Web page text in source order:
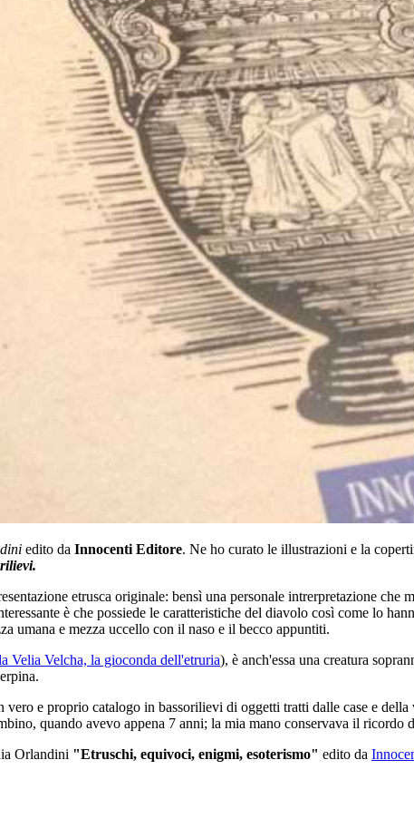
edito da Innocenti Editore. Ne ho curato le illustrazioni e la
etrusca originale: bensì una personale intrerpretazione che
è che possiede le caratteristiche del diavolo così come lo
umana e mezza uccello con il naso e il becco appuntiti.
Velia Velcha, la gioconda dell'etruria), è anch'essa una creatura
e proprio catalogo in bassorilievi di oggetti tratti dalle case e
quando avevo appena 7 anni; la mia mano conservava il ricordo
Orlandini "Etruschi, equivoci, enigmi, esoterismo" edito da